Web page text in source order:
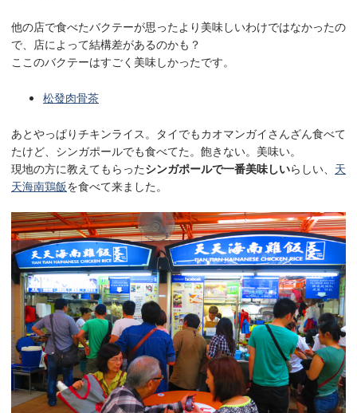
他の店で食べたバクテーが思ったより美味しいわけではなかったの
で、店によって結構差があるのかも？
ここのバクテーはすごく美味しかったです。
松發肉骨茶
あとやっぱりチキンライス。タイでもカオマンガイさんざん食べて
たけど、シンガポールでも食べてた。飽きない。美味い。
現地の方に教えてもらったシンガポールで一番美味しいらしい、 天
天海南鶏飯を食べて来ました。